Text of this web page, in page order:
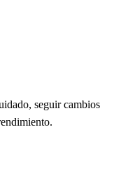
seguir cambios